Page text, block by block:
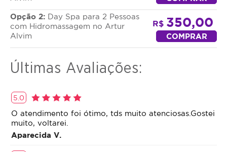
às necessidades físicas, emocionais, mentais,
sociais e cognitivas do indivíduo; e aromaterapia
essências especiais visando ao relaxamento e ao
bem-estar
podem ser utilizados, sendo necessário informar
previamente ao profissional a existência de
eventuais alergias ou sensibilidade aos seus
componentes. Todos os detalhes sobre as
Opção 2: Day Spa para 2 Pessoas
com Hidromassagem no Artur
Alvim
R$ 350,00
COMPRAR
Últimas Avaliações:
5.0
O atendimento foi ótimo, tds muito atenciosas.Gostei
muito, voltarei.
Aparecida V.